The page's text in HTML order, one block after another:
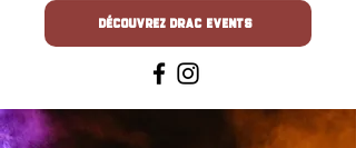
Découvrez DRAC Events